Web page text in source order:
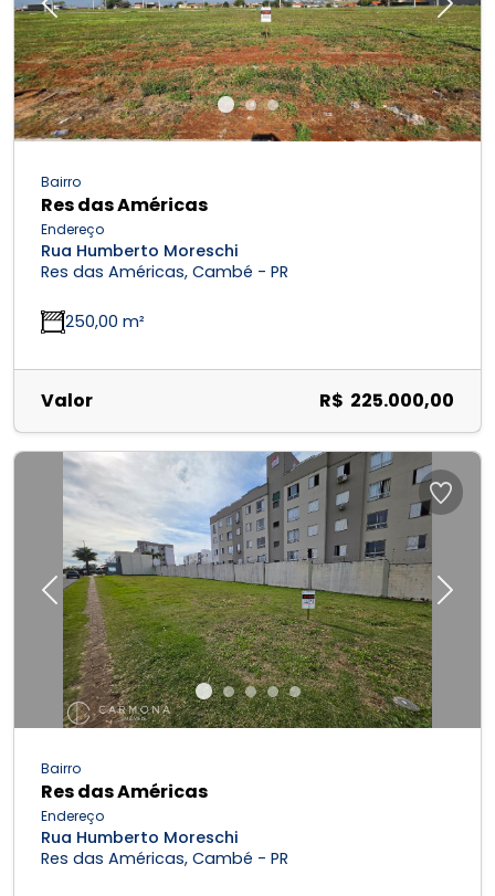
Previous Next
Bairro
Res das Américas
Endereço
Rua Humberto Moreschi
Res das Américas, Cambé - PR
250,00 m²
Valor R$ 225.000,00
Previous Next
Bairro
Res das Américas
Endereço
Rua Humberto Moreschi
Res das Américas, Cambé - PR